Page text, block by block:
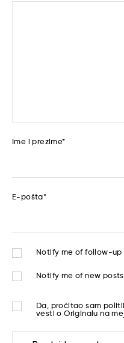
Ime i prezime*
E-pošta*
Notify me of follow-up
Notify me of new
Da, pročitao sam
vesti o Originalu na